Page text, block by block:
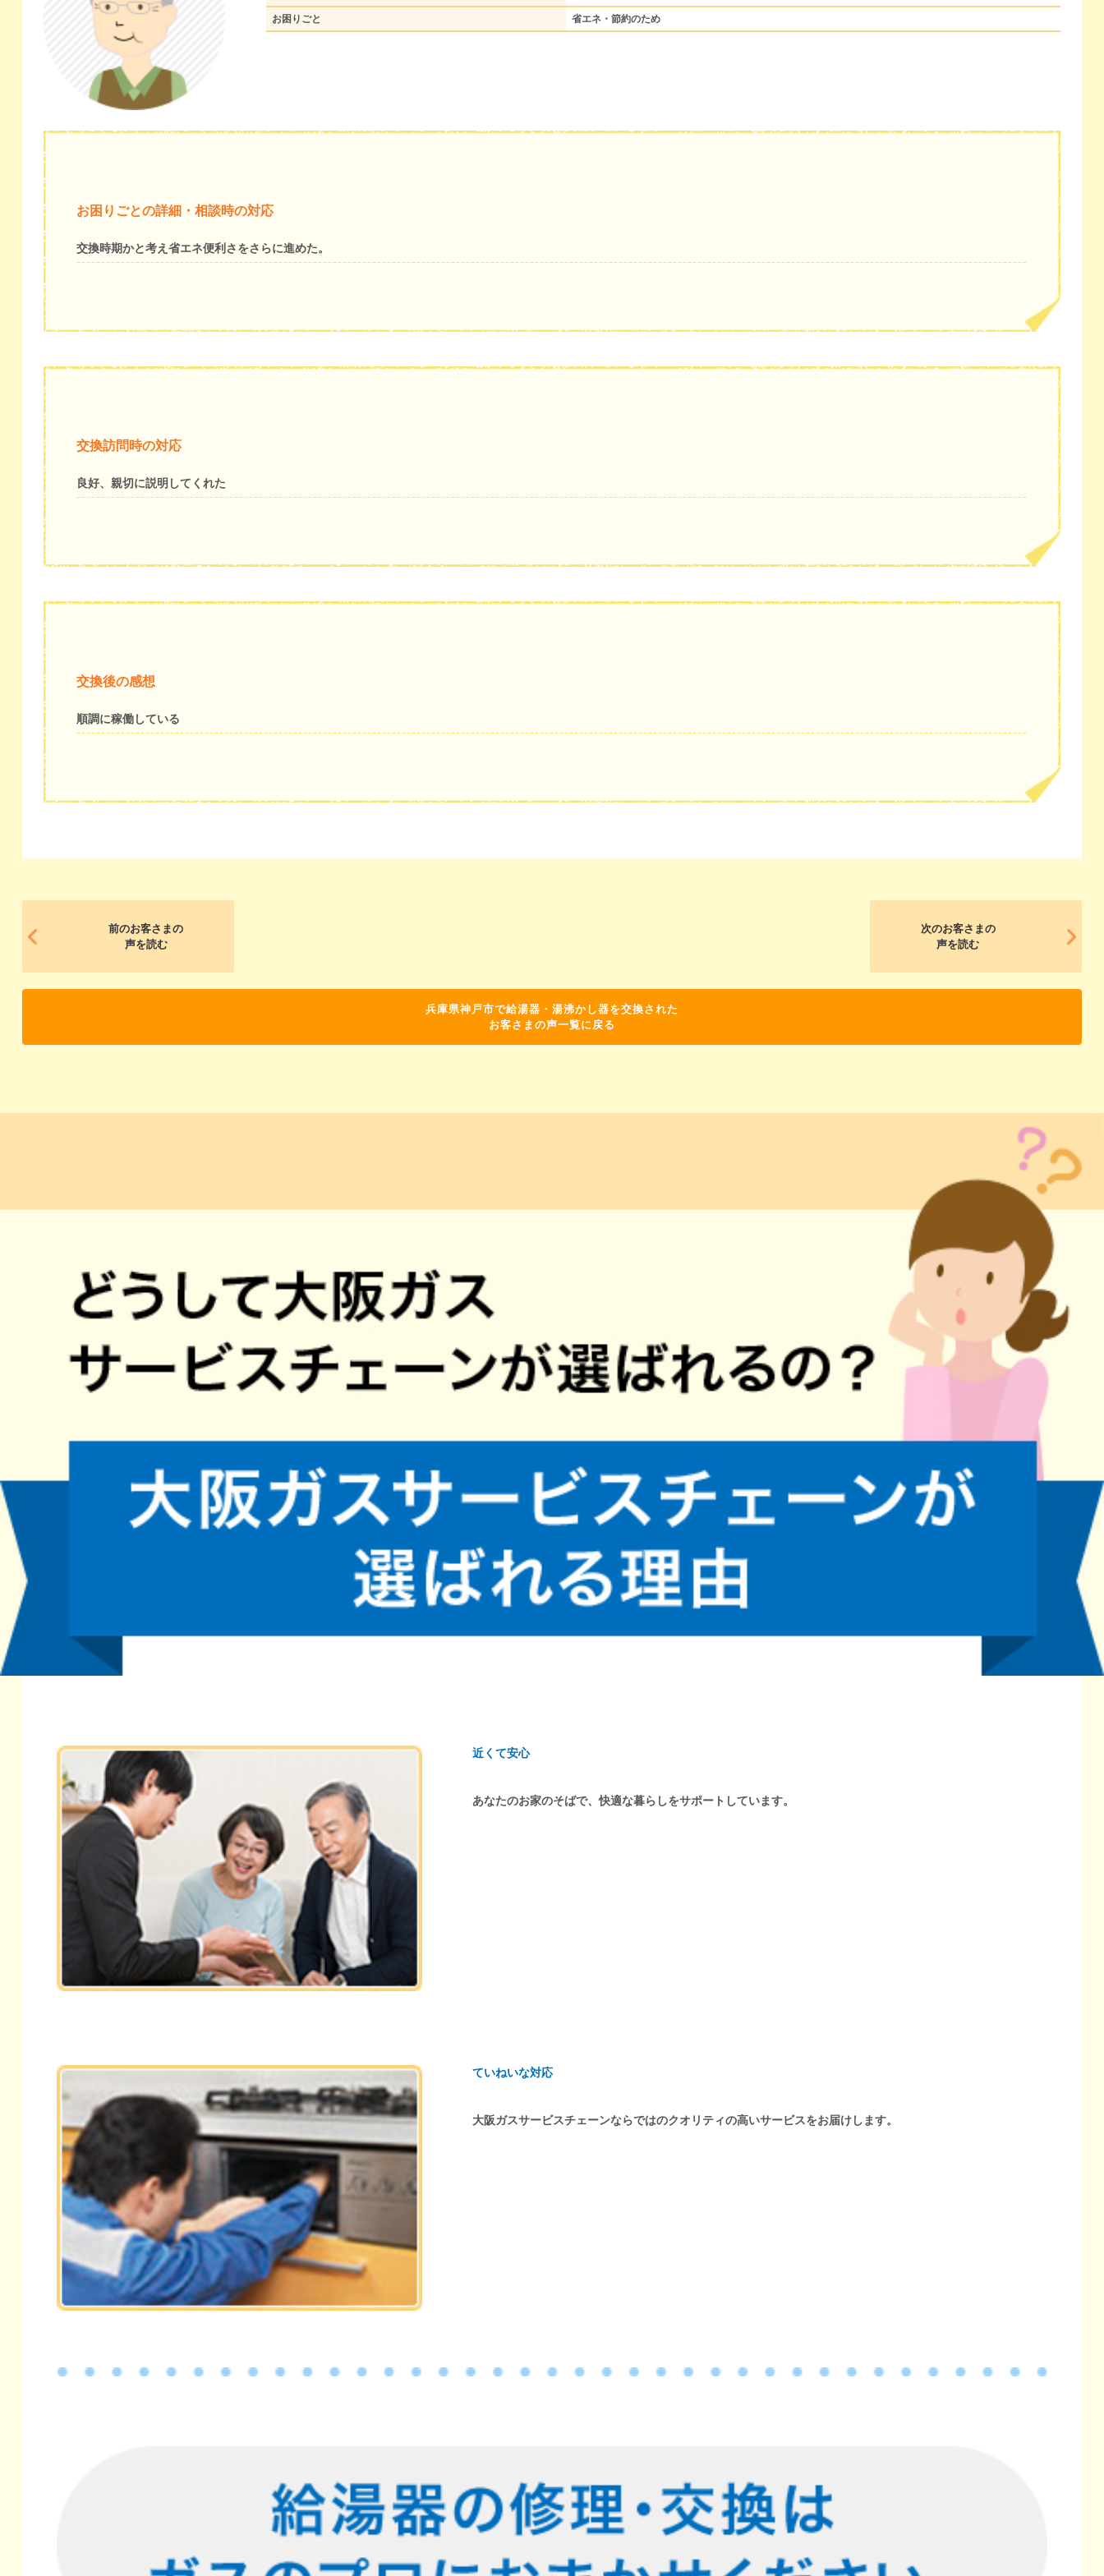
お困りごと 省エネ・節約のため
お困りごとの詳細・相談時の対応
交換時期かと考え省エネ便利さをさらに進めた。
交換訪問時の対応
良好、親切に説明してくれた
交換後の感想
順調に稼働している
前のお客さまの
声を読む
次のお客さまの
声を読む
兵庫県神戸市で給湯器・湯沸かし器を交換された
お客さまの声一覧に戻る
近くて安心
あなたのお家のそばで、快適な暮らしをサポートしています。
ていねいな対応
大阪ガスサービスチェーンならではのクオリティの高いサービスをお届けします。